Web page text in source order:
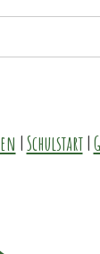
|Schulstart|